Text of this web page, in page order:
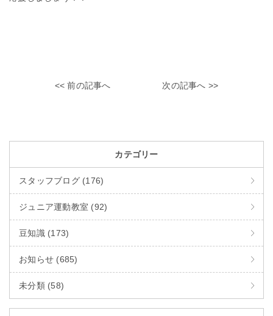
<< 前の記事へ 次の記事へ >>
カテゴリー
スタッフブログ (176)
ジュニア運動教室 (92)
豆知識 (173)
お知らせ (685)
未分類 (58)